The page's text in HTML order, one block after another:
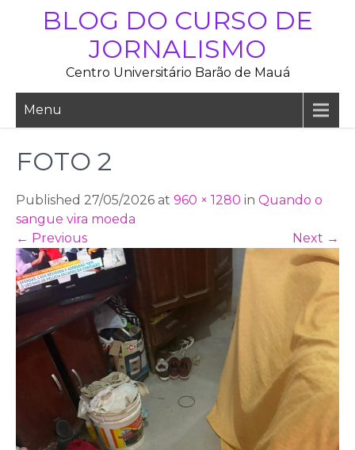
BLOG DO CURSO DE
JORNALISMO
Centro Universitário Barão de Mauá
Menu
FOTO 2
Published 27/05/2026 at 960 × 1280 in Quando o
sangue vira moeda
← Previous Next →